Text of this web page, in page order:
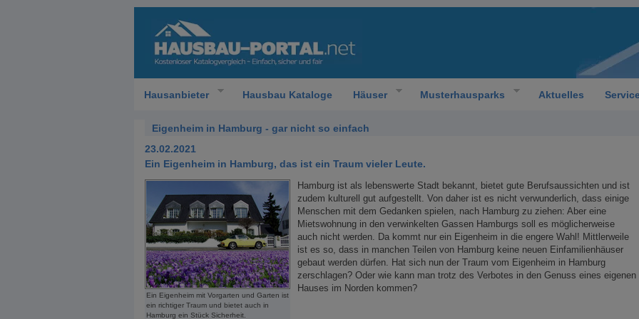
Hausanbieter Hausbau Kataloge Häuser Musterhausparks Aktuelles Service
Eigenheim in Hamburg - gar nicht so einfach
23.02.2021
Ein Eigenheim in Hamburg, das ist ein Traum vieler Leute.
Ein Eigenheim mit Vorgarten und Garten ist
ein richtiger Traum und bietet auch in
Hamburg ein Stück Sicherheit.
Hamburg ist als lebenswerte Stadt bekannt, bietet gute Berufsaussichten und ist
zudem kulturell gut aufgestellt. Von daher ist es nicht verwunderlich, dass einige
Menschen mit dem Gedanken spielen, nach Hamburg zu ziehen: Aber eine
Mietswohnung in den verwinkelten Gassen Hamburgs soll es möglicherweise
auch nicht werden. Da kommt nur ein Eigenheim in die engere Wahl! Mittlerweile
ist es so, dass in manchen Teilen von Hamburg keine neuen Einfamilienhäuser
gebaut werden dürfen. Hat sich nun der Traum vom Eigenheim in Hamburg
zerschlagen? Oder wie kann man trotz des Verbotes in den Genuss eines eigenen
Hauses im Norden kommen?